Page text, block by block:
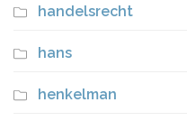
handelsrecht
hans
henkelman